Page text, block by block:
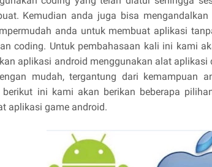
Kemudian anda juga bisa
anda untuk membuat aplikasi
coding. Untuk pembahasaan kali ini kami
aplikasi android menggunakan alat aplikasi
mudah, tergantung dari kemampuan
berikut ini kami akan berikan beberapa
aplikasi game android.